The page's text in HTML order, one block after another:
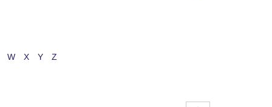
W X Y Z